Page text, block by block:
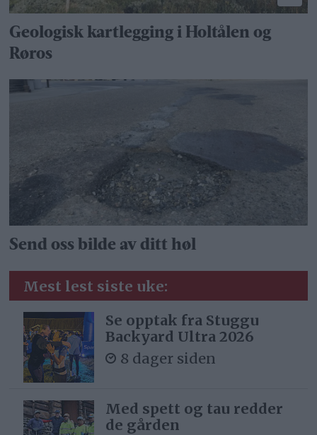
Geologisk kartlegging i Holtålen og
Røros
Send oss bilde av ditt høl
Mest lest siste uke:
Se opptak fra Stuggu
Backyard Ultra 2026
8 dager siden
Med spett og tau redder
de gården